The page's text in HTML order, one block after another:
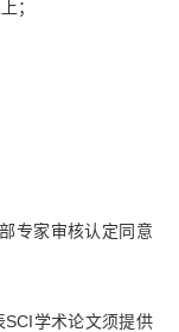
；
专家审核认定同意
学术论文须提供